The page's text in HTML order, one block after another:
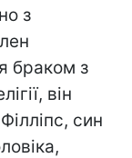
з
браком з
він
син